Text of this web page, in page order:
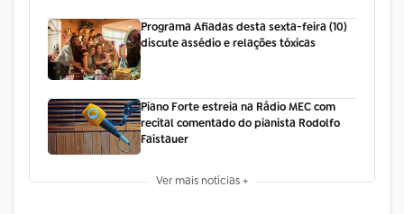
Programa Afiadas desta sexta-feira (10)
discute assédio e relações tóxicas
Piano Forte estreia na Rádio MEC com
recital comentado do pianista Rodolfo
Faistauer
Ver mais notícias +